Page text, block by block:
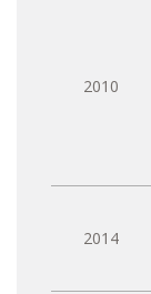
2010
2014